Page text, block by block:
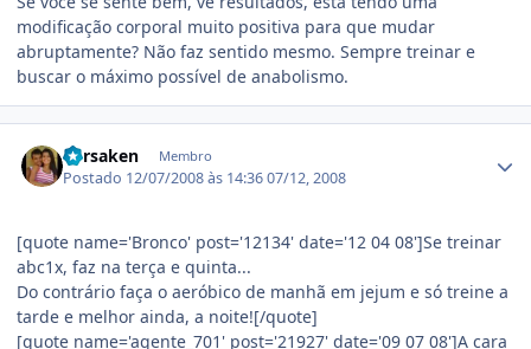
modificação corporal muito positiva para que mudar
abruptamente? Não faz sentido mesmo. Sempre treinar e
buscar o máximo possível de anabolismo.
Forsaken Membro
Postado 12/07/2008 às 14:3607/12, 2008
[quote name='Bronco' post='12134' date='12 04 08']Se treinar
abc1x, faz na terça e quinta...
Do contrário faça o aeróbico de manhã em jejum e só treine a
tarde e melhor ainda, a noite![/quote]
[quote name='agente_701' post='21927' date='09 07 08']A cara